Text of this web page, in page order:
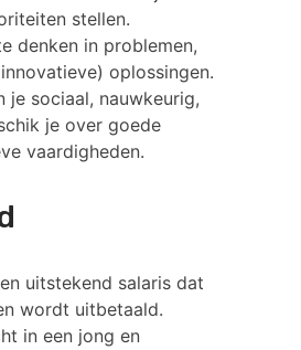
stellen.
denken in problemen,
oplossingen.
je sociaal, nauwkeurig,
je over goede
vaardigheden.
uitstekend salaris dat
wordt uitbetaald.
in een jong en